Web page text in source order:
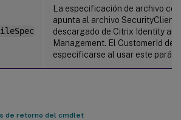
La especificación de archivo
apunta al archivo
descargado de Citrix Identity
Management. El CustomerId
especificarse al usar este
de retorno del cmdlet